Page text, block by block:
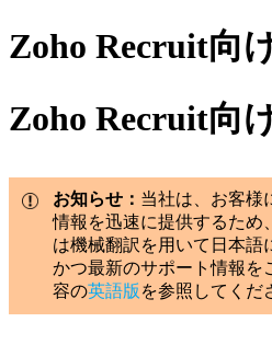
Zoho Recruit向
Zoho Recruit向
お知らせ： 当社は、お客様
情報を迅速に提供するため
は機械翻訳を用いて日本語
かつ最新のサポート情報を
容の英語版 を参照してくだ